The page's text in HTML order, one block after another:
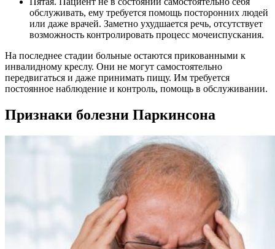
обслуживать, ему требуется помощь посторонних людей
или даже врачей. Заметно ухудшается речь, отсутствует
возможность контролировать процесс мочеиспускания.
На последнее стадии больные остаются прикованными к
инвалидному креслу. Они не могут самостоятельно
передвигаться и даже принимать пищу. Им требуется
постоянное наблюдение и контроль, помощь в обслуживании.
Признаки болезни Паркинсона